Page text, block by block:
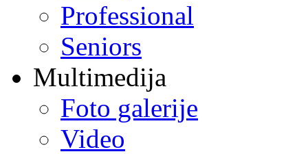
Professional
Seniors
Multimedija
Foto galerije
Video